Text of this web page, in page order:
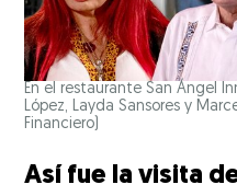
En el restaurante San Ángel
López, Layda Sansores y
Financiero)
Así fue la visita